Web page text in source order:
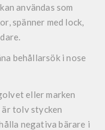
användas som
spänner med lock,
behållarsök i nose
eller marken
tolv stycken
negativa bärare i